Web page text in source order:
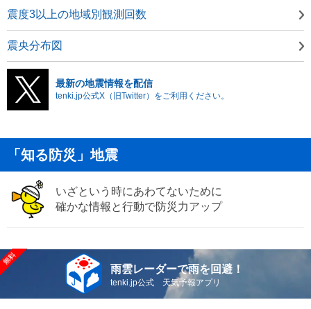
震度3以上の地域別観測回数
震央分布図
最新の地震情報を配信
tenki.jp公式X（旧Twitter）をご利用ください。
「知る防災」地震
いざという時にあわてないために
確かな情報と行動で防災力アップ
雨雲レーダーで雨を回避！
tenki.jp公式 天気予報アプリ